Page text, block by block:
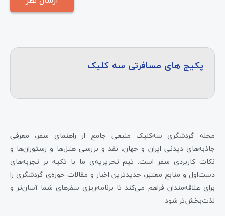
پکیج های مسافرتی سه کلیک
مجله گردشگری سه‌کلیک منبعی جامع از راهنمای سفر، معرفی
جاذبه‌های دیدنی ایران و جهان، نقد و بررسی هتل‌ها و رستوران‌ها و
نکات کاربردی سفر است. تیم تحریریه‌ی ما با تکیه بر تجربه‌های
دست‌اول و منابع معتبر، جدیدترین اخبار و مقالات حوزه‌ی گردشگری را
برای علاقه‌مندان فراهم می‌کند تا برنامه‌ریزی سفرهای شما آسان‌تر و
لذت‌بخش‌تر شود.